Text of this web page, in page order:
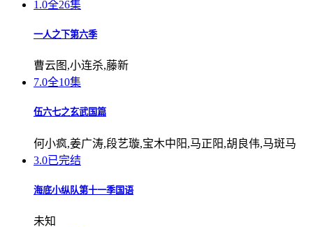
1.0全26集
一人之下第六季
曹云图,小连杀,藤新
7.0全10集
伍六七之玄武国篇
何小疯,姜广涛,段艺璇,宝木中阳,马正阳,胡良伟,马斑马
3.0已完结
海底小纵队第十一季国语
未知